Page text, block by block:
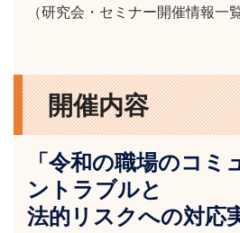
（研究会・セミナー開催情報一覧
開催内容
「令和の職場のコミ
ントラブルと
法的リスクへの対応